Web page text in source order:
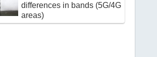
differences in bands (5G/4G
areas)